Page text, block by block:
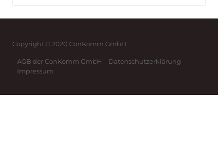
Copyright © 2020 ConKomm GmbH
AGB der ConKomm GmbH
Datenschutzerklärung
Impressum